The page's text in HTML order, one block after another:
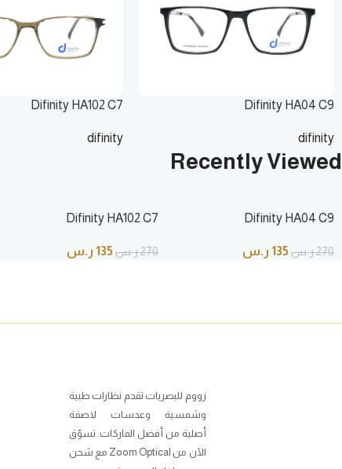
Difinity HA04 C9
difinity
270 ر.س 135ر.س
Difinity HA102 C7
difinity
Recently Viewed
Difinity HA04 C9
270ر.س135 ر.س
Difinity HA102 C7
270ر.س135 ر.س
زووم للبصريات تقدم نظارات طبية
وشمسية وعدسات لاصقة
أصلية من أفضل الماركات. تسوّق
الآن من Zoom Optical مع شحن